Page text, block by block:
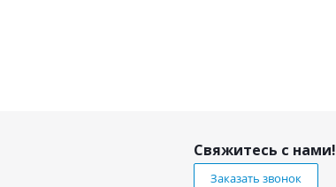
Свяжитесь с нами!
Заказать звонок